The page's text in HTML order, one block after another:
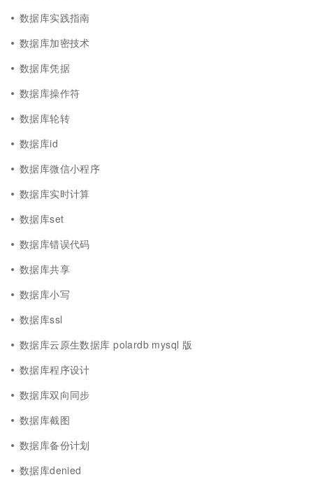
数据库实践指南
数据库加密技术
数据库凭据
数据库操作符
数据库轮转
数据库id
数据库微信小程序
数据库实时计算
数据库set
数据库错误代码
数据库共享
数据库小写
数据库ssl
数据库云原生数据库 polardb mysql 版
数据库程序设计
数据库双向同步
数据库截图
数据库备份计划
数据库denied